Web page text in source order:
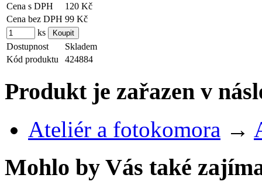
Cena s DPH
120 Kč
Cena bez DPH 99 Kč
ks
Dostupnost
Skladem
Kód produktu
424884
Produkt je zařazen v
Ateliér a fotokomora →
Mohlo by Vás také